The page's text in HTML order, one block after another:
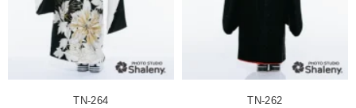
TN-264 TN-262